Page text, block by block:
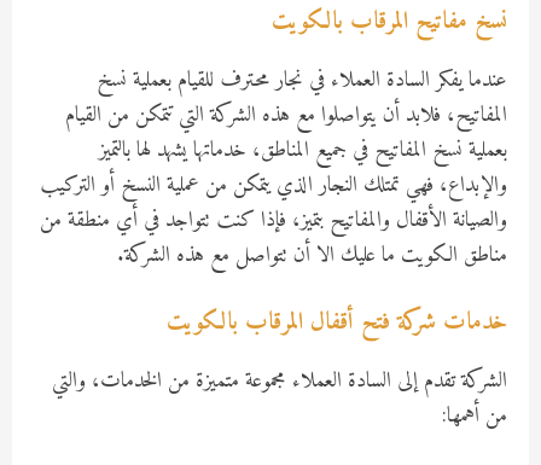
نسخ مفاتيح المرقاب بالكويت
عندما يفكر السادة العملاء في نجار محترف للقيام بعملية نسخ
المفاتيح، فلابد أن يتواصلوا مع هذه الشركة التي تتمكن من القيام
بعملية نسخ المفاتيح في جميع المناطق، خدماتها يشهد لها بالتميز
والإبداع، فهي تمتلك النجار الذي يتمكن من عملية النسخ أو التركيب
والصيانة الأقفال والمفاتيح بتميز، فإذا كنت تتواجد في أي منطقة من
مناطق الكويت ما عليك الا أن تتواصل مع هذه الشركة.
خدمات شركة فتح أقفال المرقاب بالكويت
الشركة تقدم إلى السادة العملاء مجموعة متميزة من الخدمات، والتي
من أهمها: